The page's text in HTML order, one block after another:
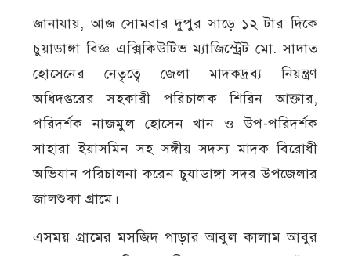
জানাযায়, আজ সোমবার দুপুর সাড়ে ১২ টার দিকে
চুয়াডাঙ্গা বিজ্ঞ এক্সিকিউটিভ ম্যাজিস্ট্রেট মো. সাদাত
হোসেনের নেতৃত্বে জেলা মাদকদ্রব্য নিয়ন্ত্রণ
অধিদপ্তরের সহকারী পরিচালক শিরিন আক্তার,
পরিদর্শক নাজমুল হোসেন খান ও উপ-পরিদর্শক
সাহারা ইয়াসমিন সহ সঙ্গীয় সদস্য মাদক বিরোধী
অভিযান পরিচালনা করেন চুযাডাঙ্গা সদর উপজেলার
জালশুকা গ্রামে।
এসময় গ্রামের মসজিদ পাড়ার আবুল কালাম আবুর